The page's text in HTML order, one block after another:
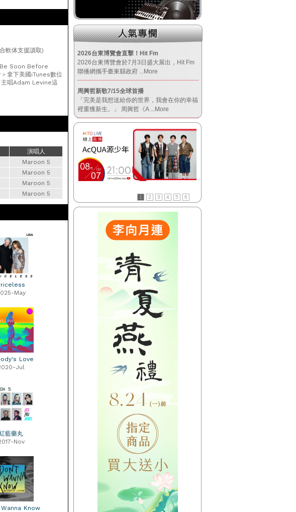
軟体支援讀取)
Be Soon Before
拿下美國iTunes數位
主唱Adam Levine這
演唱人
Maroon 5
Maroon 5
Maroon 5
Maroon 5
May
Love
Jul
藍藥丸
Nov
Know
【HitFm正在進行】
(南部)
元氣DJ-FIFI菲菲
【Next】
(南部)不累DJ-Bibi趙之璧
【HitFm正在進行】
(宜蘭)
午茶DJ-SoWhat
【Next】
(宜蘭)不累DJ-Bibi趙之璧
(花東)
元氣音樂
【Next】
(花東)不累DJ-Bibi趙之璧
【HitFm正在進行】
(北部)
午茶DJ-SoWhat
(北部)不累DJ-Bibi趙之璧
2026台東博覽會直擊！Hit Fm
2026台東博覽會於7月3日盛大展出，Hit Fm
聯播網攜手臺東縣政府 ...More
周興哲新歌7/15全球首播
「完美是我想送給你的世界，我會在你的幸福
裡重獲新生。」 周興哲《A ...More
1 2 3 4 5 6